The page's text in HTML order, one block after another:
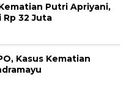
Putri Apriyani,
Rp 32 Juta
Kasus Kematian